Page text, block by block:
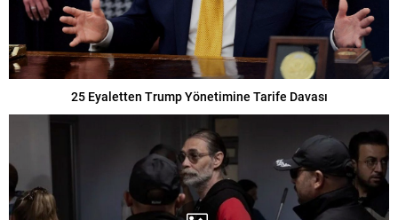
25 Eyaletten Trump Yönetimine Tarife Davası